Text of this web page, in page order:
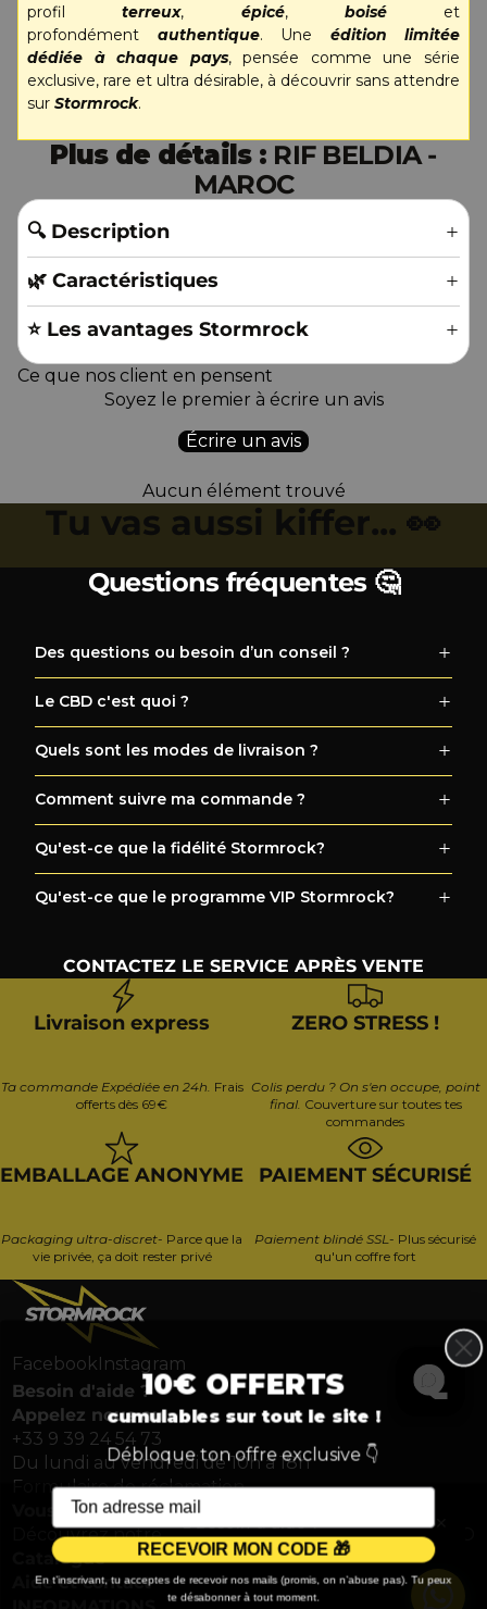
profilterreux, épicé, boiséet
profondément authentique. Une édition limitée
dédiée à chaque pays, pensée comme une série
exclusive, rare et ultra désirable, à découvrir sans attendre
sur Stormrock.
Plus de détails : RIF BELDIA -
MAROC
🔍 Description
🌿 Caractéristiques
⭐️ Les avantages Stormrock
Ce que nos client en pensent
Soyez le premier à écrire un avis
Écrire un avis
Aucun élément trouvé
Tu vas aussi kiffer... 👀
Questions fréquentes 🤔
Des questions ou besoin d’un conseil ?
Le CBD c'est quoi ?
Quels sont les modes de livraison ?
Comment suivre ma commande ?
Qu'est-ce que la fidélité Stormrock?
Qu'est-ce que le programme VIP Stormrock?
CONTACTEZ LE SERVICE APRÈS VENTE
Livraison express
Ta commande Expédiée en 24h. Frais
offerts dès 69€
ZERO STRESS !
Colis perdu ? On s'en occupe, point
final. Couverture sur toutes tes
commandes
EMBALLAGE ANONYME
Packaging ultra-discret- Parce que la
vie privée, ça doit rester privé
PAIEMENT SÉCURISÉ
Paiement blindé SSL - Plus sécurisé
qu'un coffre fort
FacebookInstagram
Besoin d'aide ?
Appelez nous au
+33 9 39 24 54 73
Du lundi au vendredi de 10h à 18h
Formulaire de réclamation
Vous êtes pro ?
Découvrez notre partenaire professionnel CBD4PRO
Catalogue
Aide et contact
👋Besoin d'aide ? ×
10€ OFFERTS
cumulables sur tout le site !
Débloque ton offre exclusive 👇
RECEVOIR MON CODE 🎁
En t’inscrivant, tu acceptes de recevoir nos mails (promis, on n’abuse pas). Tu peux
te désabonner à tout moment.